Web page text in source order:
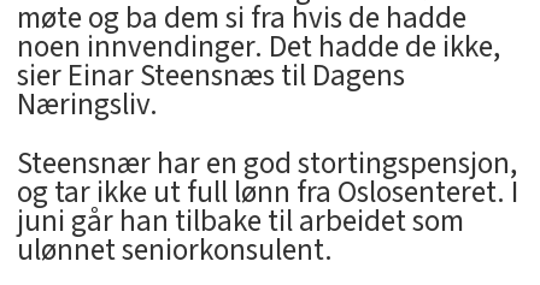
møte og ba dem si fra hvis de hadde
noen innvendinger. Det hadde de ikke,
sier Einar Steensnæs til Dagens
Næringsliv.
Steensnær har en god stortingspensjon,
og tar ikke ut full lønn fra Oslosenteret. I
juni går han tilbake til arbeidet som
ulønnet seniorkonsulent.